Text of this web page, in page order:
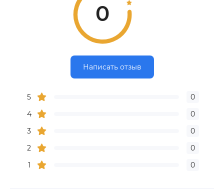
0
Написать отзыв
5
0
4
0
3
0
2
0
1
0